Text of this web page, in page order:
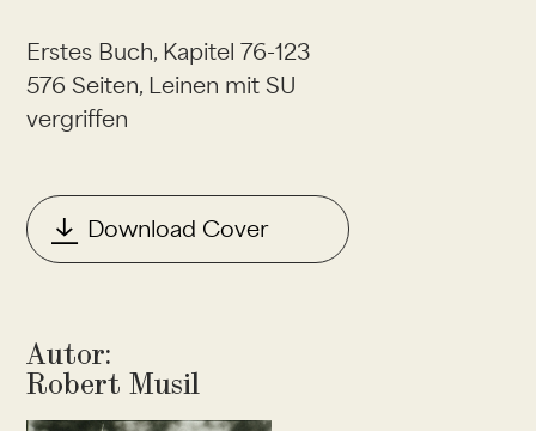
Erstes Buch, Kapitel 76-123
576 Seiten, Leinen mit SU
vergriffen
Download Cover
Autor:
Robert Musil